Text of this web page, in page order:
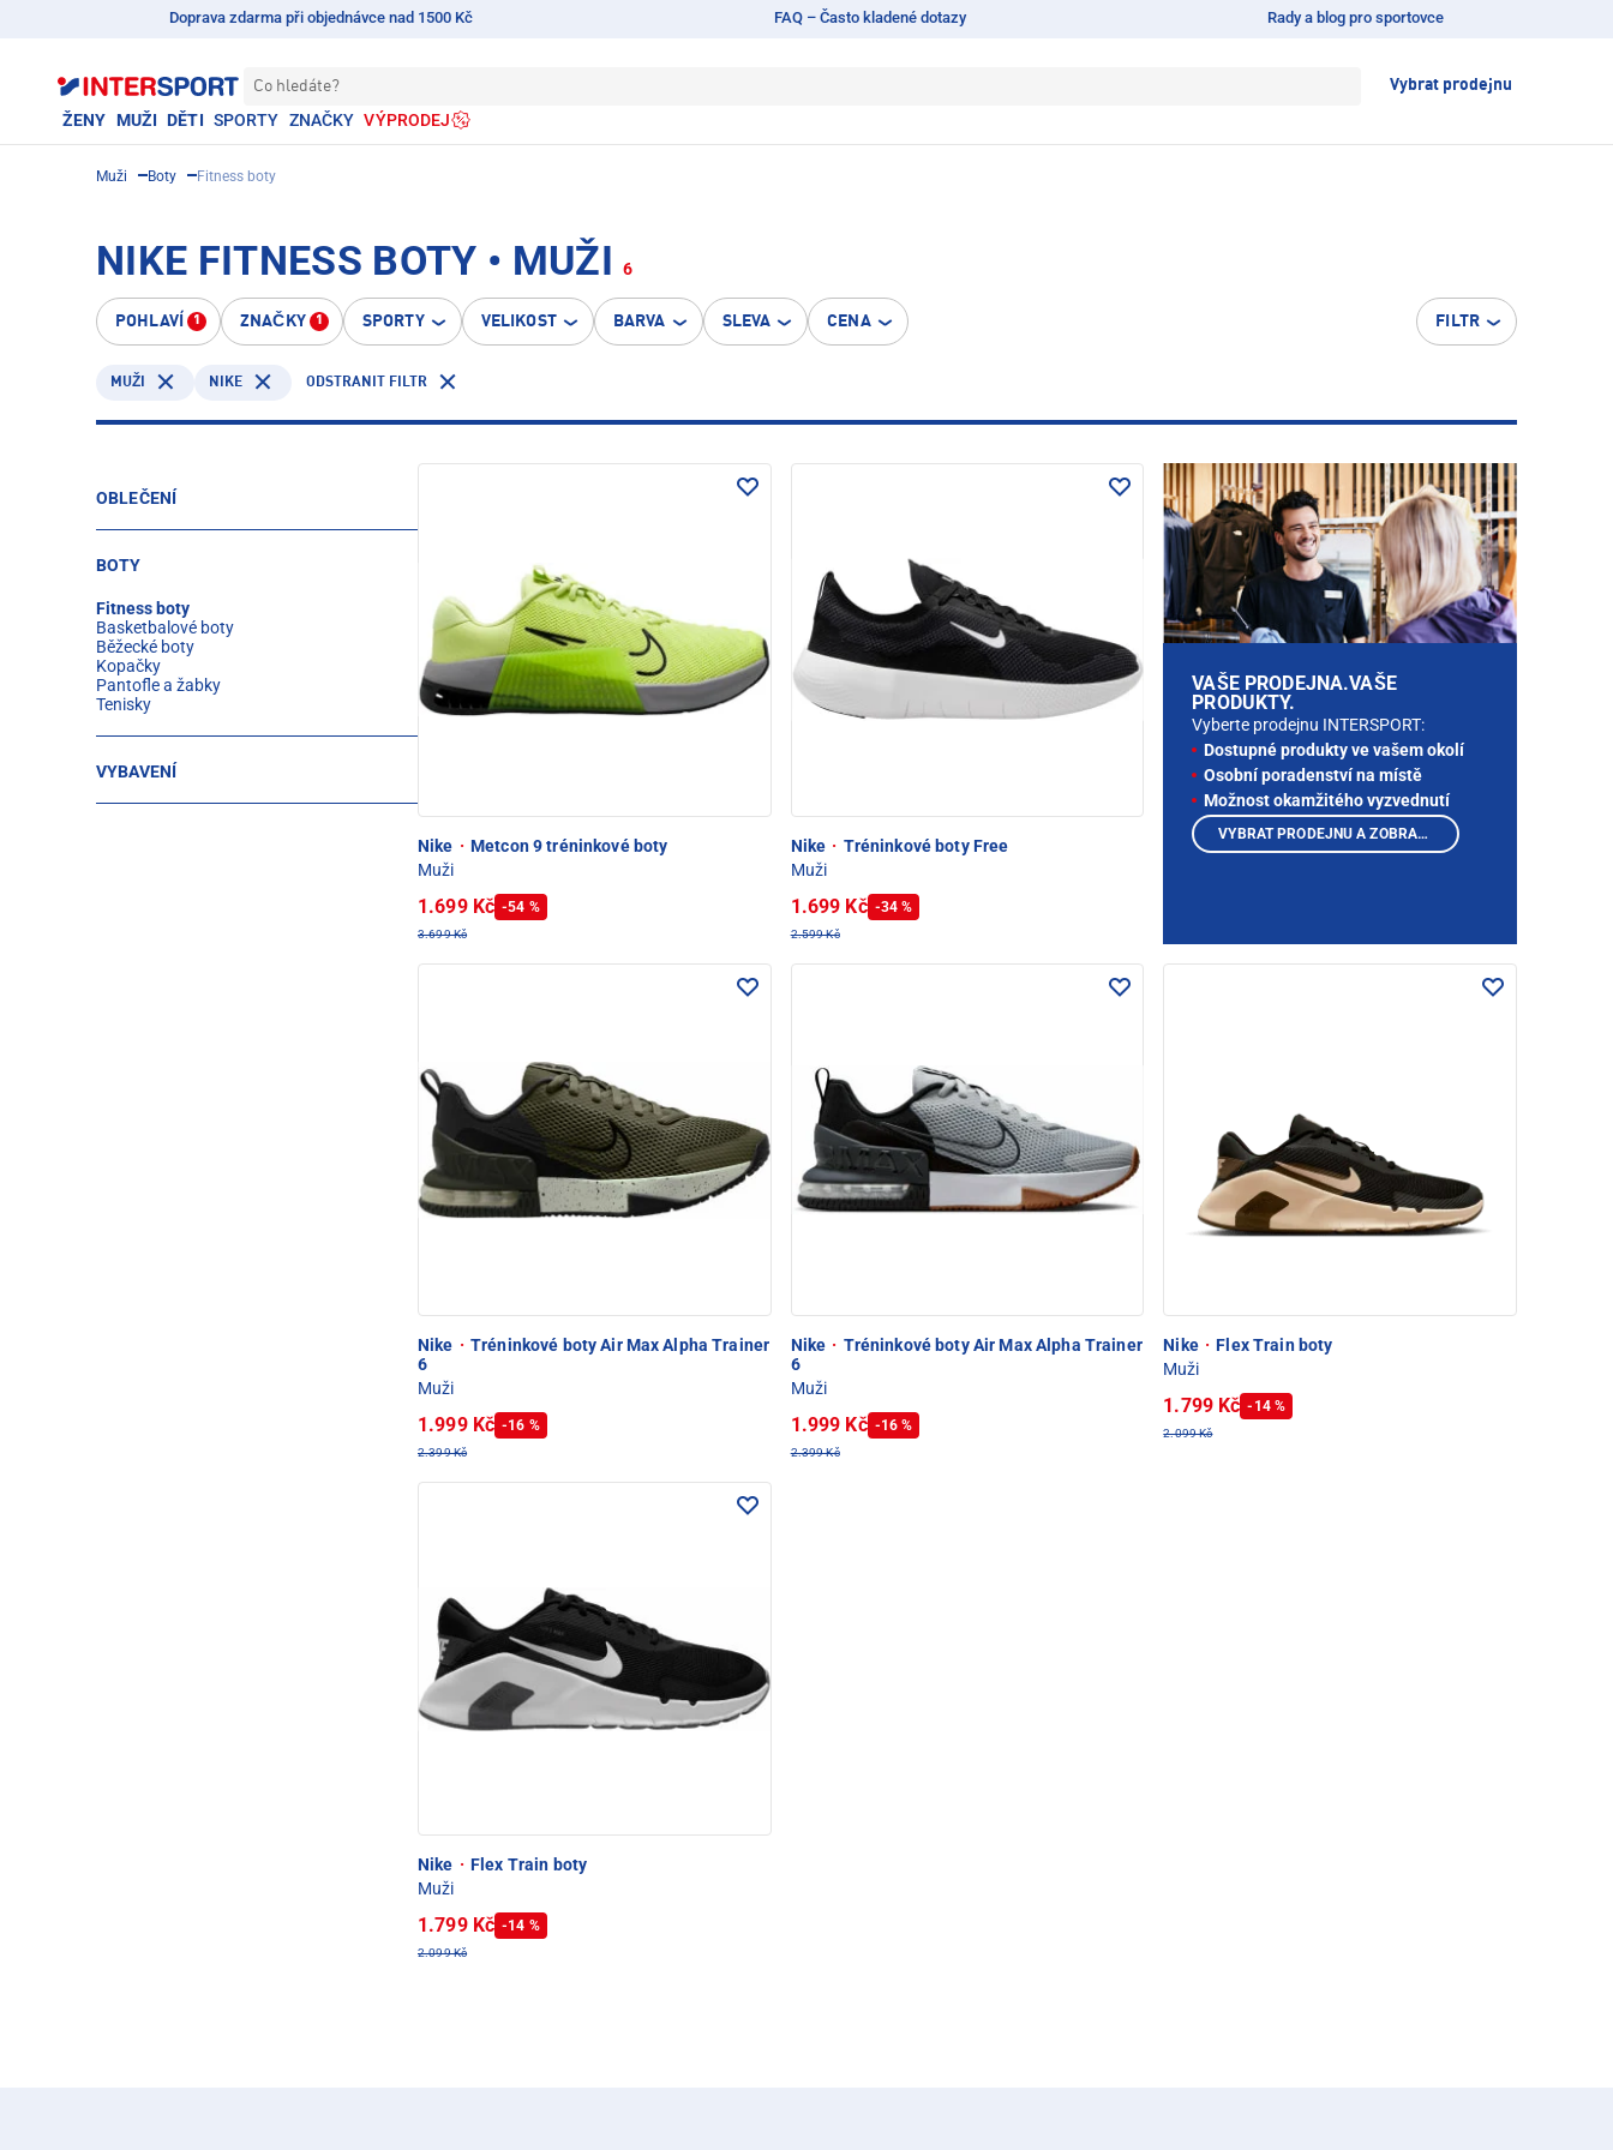
Doprava zdarma při objednávce nad 1500 Kč FAQ – Často kladené dotazy Rady a blog pro sportovce
Co hledáte? Vybrat prodejnu
ŽENY MUŽI DĚTI SPORTY ZNAČKY VÝPRODEJ
Muži Boty Fitness boty
NIKE FITNESS BOTY • MUŽI 6
POHLAVÍ 1 ZNAČKY 1 SPORTY VELIKOST BARVA SLEVA CENA FILTR
MUŽI NIKE ODSTRANIT FILTR
OBLEČENÍ
BOTY
Fitness boty
Basketbalové boty
Běžecké boty
Kopačky
Pantofle a žabky
Tenisky
VYBAVENÍ
Nike · Metcon 9 tréninkové boty
Muži
1.699 Kč -54 %
3.699 Kč
Nike · Tréninkové boty Free
Muži
1.699 Kč -34 %
2.599 Kč
Nike · Tréninkové boty Air Max Alpha Trainer
6
Muži
1.999 Kč -16 %
2.399 Kč
Nike · Tréninkové boty Air Max Alpha Trainer
6
Muži
1.999 Kč -16 %
2.399 Kč
Nike · Flex Train boty
Muži
1.799 Kč -14 %
2.099 Kč
Nike · Flex Train boty
Muži
1.799 Kč -14 %
2.099 Kč
VAŠE PRODEJNA.VAŠE
PRODUKTY.
Vyberte prodejnu INTERSPORT:
Dostupné produkty ve vašem okolí
Osobní poradenství na místě
Možnost okamžitého vyzvednutí
VYBRAT PRODEJNU A ZOBRAZIT PRODUKTY